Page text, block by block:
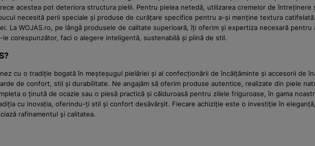
acestea pot deteriora structura pielii. Pentru pielea netedă, utilizarea cremelor de întreținere
necesită perii speciale și produse de curățare specifice pentru a-și menține textura
La WOJAS.ro, pe lângă produsele de calitate superioară, îți oferim și expertiza necesară
corespunzător, faci o alegere inteligentă, sustenabilă și plină de stil.
cu o tradiție bogată în meșteșugul pielăriei și al confecționării de încălțăminte și accesorii de
de confort, stil și durabilitate. Ne angajăm să oferim produse autentice, realizate din piele
o ținută de ocazie sau o piesă practică și călduroasă pentru zilele friguroase, în gama
cu inovația, oferindu-ți stil și confort desăvârșit. Fiecare achiziție este o investiție în
rafinamentul și calitatea.